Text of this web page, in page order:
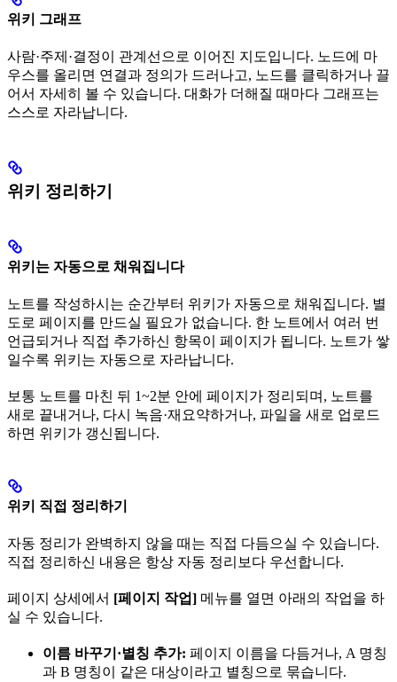
위키 그래프
사람·주제·결정이 관계선으로 이어진 지도입니다. 노드에 마
우스를 올리면 연결과 정의가 드러나고, 노드를 클릭하거나 끌
어서 자세히 볼 수 있습니다. 대화가 더해질 때마다 그래프는
스스로 자라납니다.
위키 정리하기
위키는 자동으로 채워집니다
노트를 작성하시는 순간부터 위키가 자동으로 채워집니다. 별
도로 페이지를 만드실 필요가 없습니다. 한 노트에서 여러 번
언급되거나 직접 추가하신 항목이 페이지가 됩니다. 노트가 쌓
일수록 위키는 자동으로 자라납니다.
보통 노트를 마친 뒤 1~2분 안에 페이지가 정리되며, 노트를
새로 끝내거나, 다시 녹음·재요약하거나, 파일을 새로 업로드
하면 위키가 갱신됩니다.
위키 직접 정리하기
자동 정리가 완벽하지 않을 때는 직접 다듬으실 수 있습니다.
직접 정리하신 내용은 항상 자동 정리보다 우선합니다.
페이지 상세에서 [페이지 작업] 메뉴를 열면 아래의 작업을 하
실 수 있습니다.
이름 바꾸기·별칭 추가: 페이지 이름을 다듬거나, A 명칭
과 B 명칭이 같은 대상이라고 별칭으로 묶습니다.